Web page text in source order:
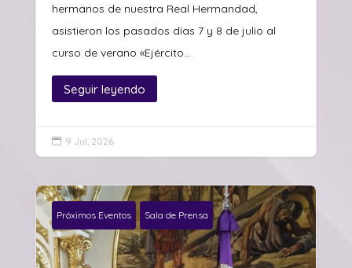
hermanos de nuestra Real Hermandad,
asistieron los pasados días 7 y 8 de julio al
curso de verano «Ejército...
Seguir leyendo
 9 Jul, 2026
Próximos Eventos Sala de Prensa